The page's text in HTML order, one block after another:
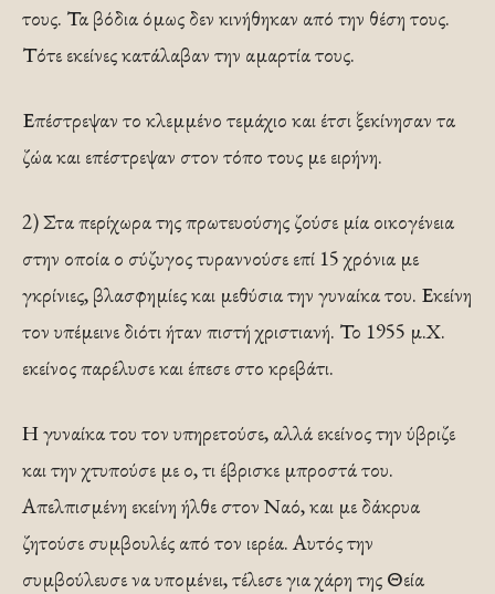
τους. Τα βόδια όμως δεν κινήθηκαν από την θέση τους.
Τότε εκείνες κατάλαβαν την αμαρτία τους.
Επέστρεψαν το κλεμμένο τεμάχιο και έτσι ξεκίνησαν τα
ζώα και επέστρεψαν στον τόπο τους με ειρήνη.
2) Στα περίχωρα της πρωτευούσης ζούσε μία οικογένεια
στην οποία ο σύζυγος τυραννούσε επί 15 χρόνια με
γκρίνιες, βλασφημίες και μεθύσια την γυναίκα του. Εκείνη
τον υπέμεινε διότι ήταν πιστή χριστιανή. Το 1955 μ.Χ.
εκείνος παρέλυσε και έπεσε στο κρεβάτι.
Η γυναίκα του τον υπηρετούσε, αλλά εκείνος την ύβριζε
και την χτυπούσε με ο, τι έβρισκε μπροστά του.
Απελπισμένη εκείνη ήλθε στον Ναό, και με δάκρυα
ζητούσε συμβουλές από τον ιερέα. Αυτός την
συμβούλευσε να υπομένει, τέλεσε για χάρη της Θεία